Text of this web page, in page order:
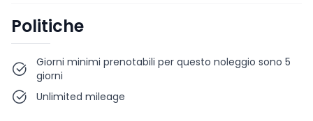
Politiche
Giorni minimi prenotabili per questo noleggio sono 5
giorni
Unlimited mileage